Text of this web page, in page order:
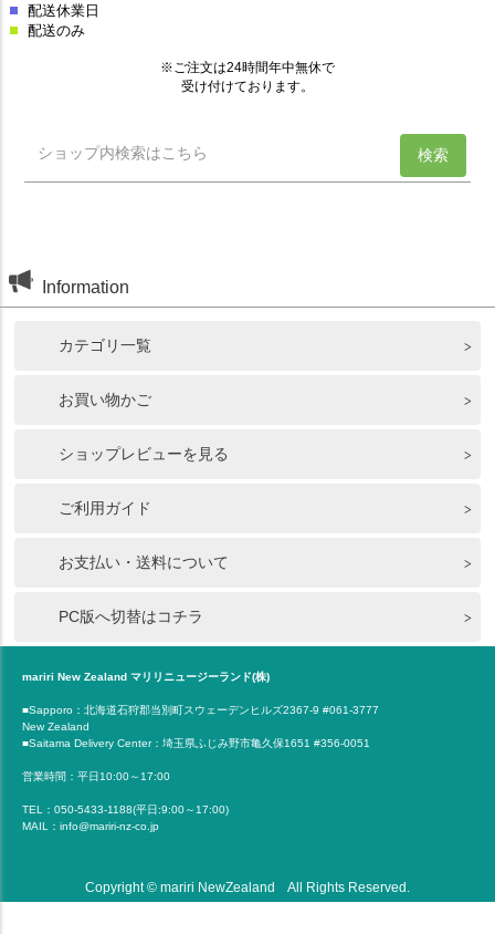
Information
カテゴリ一覧
お買い物かご
ショップレビューを見る
ご利用ガイド
お支払い・送料について
PC版へ切替はコチラ
mariri New Zealand マリリニュージーランド(株)
■Sapporo：北海道石狩郡当別町スウェーデンヒルズ2367-9 #061-3777
New Zealand
■Saitama Delivery Center：埼玉県ふじみ野市亀久保1651 #356-0051
営業時間：平日10:00～17:00
TEL：050-5433-1188(平日:9:00～17:00)
MAIL：info@mariri-nz-co.jp
Copyright © mariri NewZealand All Rights Reserved.